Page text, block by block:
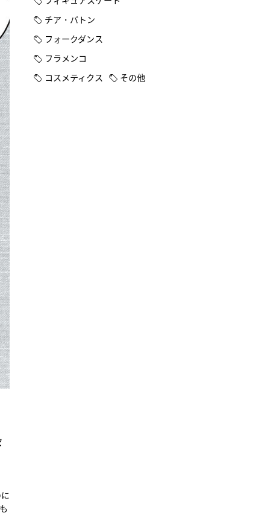
チア・バトン
フォークダンス
フラメンコ
コスメティクス
その他